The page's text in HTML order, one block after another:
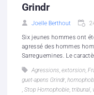
Grindr
Joelle Berthout
Six jeunes hommes ont
agressé des hommes
Sarreguemines. Le
Agressions, extorsion,
guet-apens Grindr,
, Stop Homophobie, tribunal,